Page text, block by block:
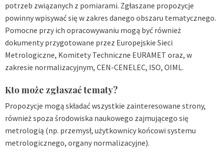
potrzeb związanych z pomiarami. Zgłaszane propozycje
powinny wpisywać się w zakres danego obszaru tematycznego.
Pomocne przy ich opracowywaniu mogą być również
dokumenty przygotowane przez Europejskie Sieci
Metrologiczne, Komitety Techniczne EURAMET oraz, w
zakresie normalizacyjnym, CEN-CENELEC, ISO, OIML.
Kto może zgłaszać tematy?
Propozycje mogą składać wszystkie zainteresowane strony,
również spoza środowiska naukowego zajmującego się
metrologią (np. przemysł, użytkownicy końcowi systemu
metrologicznego, organy normalizacyjne).